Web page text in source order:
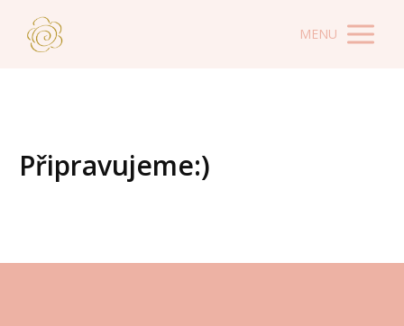
MENU
Připravujeme:)